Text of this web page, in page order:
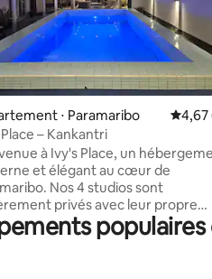
sur la base de 8
⋅ Paramaribo
4,67
– Kankantri
à Ivy's Place, un
et élégant au cœur de
Nos 4 studios sont
privés avec leur propre
salle de bain et lit « king size ».
vous pourrez profiter d'une